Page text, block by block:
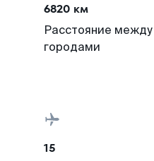
6820 км
Расстояние между
городами
15